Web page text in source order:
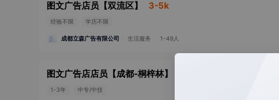
图文广告店员 【双流区】 3-5k
经验不限 学历不限
成都立森广告有限公司 生活服务 1-49人
图文广告店店员 【成都-桐梓林】
1-3年 中专/中技